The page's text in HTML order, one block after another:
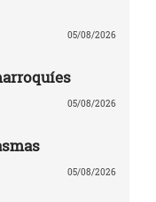
05/08/2026
05/08/2026
05/08/2026